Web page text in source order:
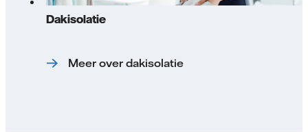
Dakisolatie
Meer over dakisolatie